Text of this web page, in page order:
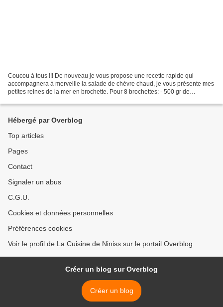
Coucou à tous !!! De nouveau je vous propose une recette rapide qui
accompagnera à merveille la salade de chèvre chaud, je vous présente mes
petites reines de la mer en brochette. Pour 8 brochettes: - 500 gr de
Hébergé par Overblog
Top articles
Pages
Contact
Signaler un abus
C.G.U.
Cookies et données personnelles
Préférences cookies
Voir le profil de La Cuisine de Niniss sur le portail Overblog
Créer un blog sur Overblog
Créer un blog